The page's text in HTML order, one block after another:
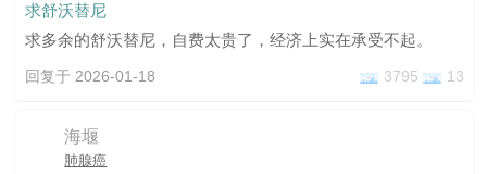
求舒沃替尼
求多余的舒沃替尼，自费太贵了，经济上实在承受不起。
回复于 2026-01-18 3795 13
海堰
肺腺癌